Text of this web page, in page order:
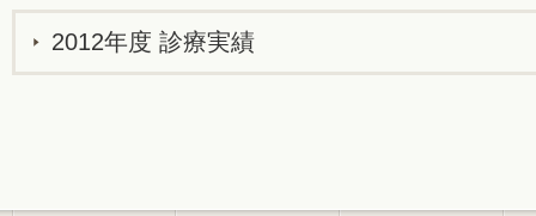
2012年度 診療実績